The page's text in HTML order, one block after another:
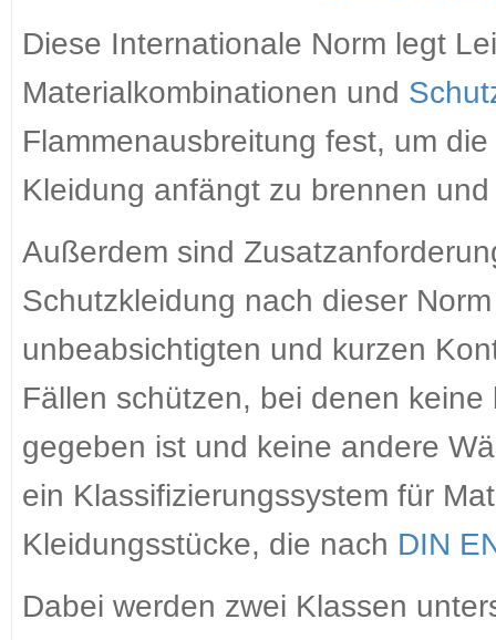
Diese Internationale Norm legt
Materialkombinationen und
Flammenausbreitung fest, um
Kleidung anfängt zu brennen
Außerdem sind
Schutzkleidung nach dieser
unbeabsichtigten und kurzen
Fällen schützen, bei denen
gegeben ist und keine andere
ein Klassifizierungssystem für
Kleidungsstücke, die nach DIN
Dabei werden zwei Klassen